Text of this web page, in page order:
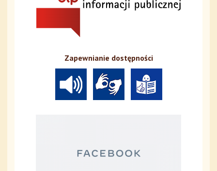
Zapewnianie dostępności